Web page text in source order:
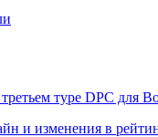
туре DPC для
и изменения в